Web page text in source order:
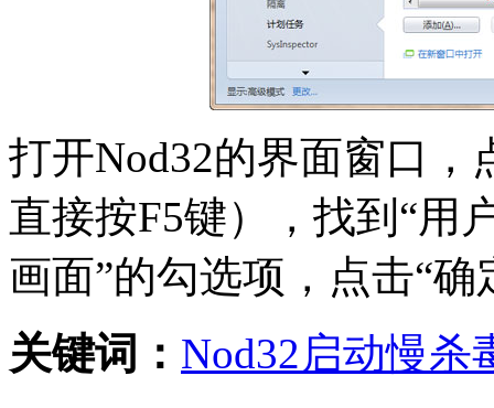
打开Nod32的界面窗口，
直接按F5键），找到“用
画面”的勾选项，点击“确
关键词： Nod32启动慢杀